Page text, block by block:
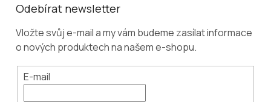
Odebírat newsletter
Vložte svůj e-mail a my vám budeme zasílat informace
o nových produktech na našem e-shopu.
E-mail